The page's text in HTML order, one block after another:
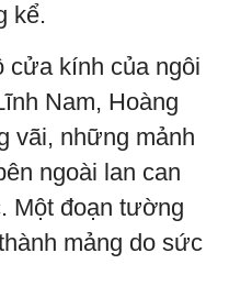
kể.
cửa kính của ngôi
Nam, Hoàng
vãi, những mảnh
ngoài lan can
Một đoạn tường
mảng do sức